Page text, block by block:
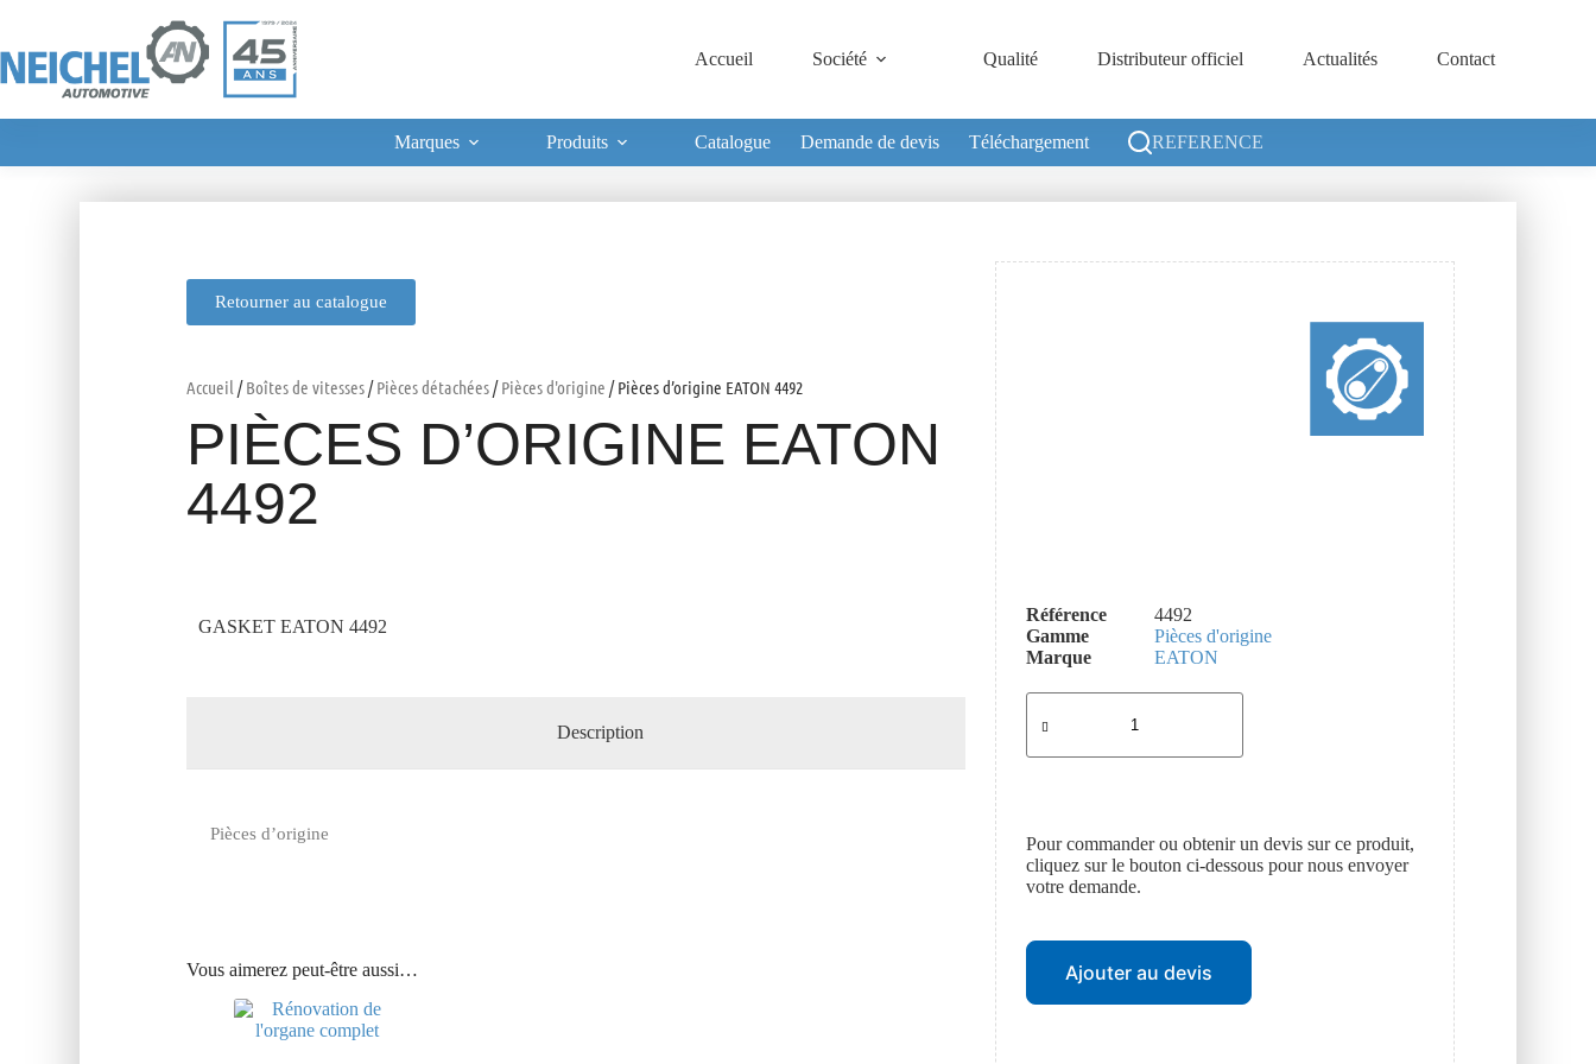
Accueil Société Qualité Distributeur officiel Actualités Contact
Marques Produits Catalogue Demande de devis Téléchargement REFERENCE
Retourner au catalogue
Accueil /Boîtes de vitesses/Pièces détachées/Pièces d'origine / Pièces d’origine EATON 4492
PIÈCES D’ORIGINE EATON
4492
GASKET EATON 4492
Description
Pièces d’origine
Vous aimerez peut-être aussi…
Référence
4492
Gamme
Pièces d'origine
Marque
EATON
Pour commander ou obtenir un devis sur ce produit,
cliquez sur le bouton ci-dessous pour nous envoyer
votre demande.
Ajouter au devis